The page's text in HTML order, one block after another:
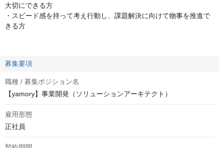
大切にできる方
・スピード感を持って考え行動し、課題解決に向けて物事を推進で
きる方
募集要項
職種 / 募集ポジション名
【yamory】事業開発（ソリューションアーキテクト）
雇用形態
正社員